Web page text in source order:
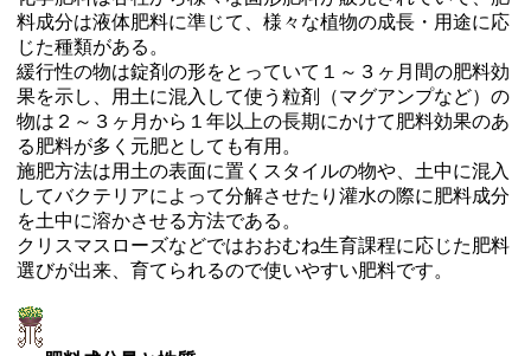
料成分は液体肥料に準じて、様々な植物の成長・用途に応
じた種類がある。
緩行性の物は錠剤の形をとっていて１～３ヶ月間の肥料効
果を示し、用土に混入して使う粒剤（マグアンプなど）の
物は２～３ヶ月から１年以上の長期にかけて肥料効果のあ
る肥料が多く元肥としても有用。
施肥方法は用土の表面に置くスタイルの物や、土中に混入
してバクテリアによって分解させたり灌水の際に肥料成分
を土中に溶かさせる方法である。
クリスマスローズなどではおおむね生育課程に応じた肥料
選びが出来、育てられるので使いやすい肥料です。